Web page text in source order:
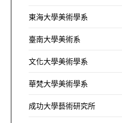
東海大學美術學系
臺南大學美術系
文化大學美術學系
華梵大學美術學系
成功大學藝術研究所